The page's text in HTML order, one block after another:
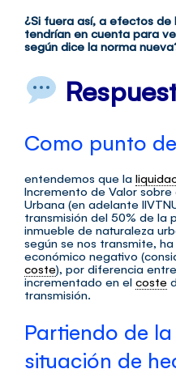
¿Si fuera así, a efectos de
tendrían en cuenta para
según dice la norma
Como punto
entendemos que la
Incremento de Valor
Urbana (en adelante
transmisión del 50% de la
inmueble de naturaleza
según se nos transmite,
económico negativo
coste), por diferencia
incrementado en el coste
transmisión.
Partiendo de
situación de